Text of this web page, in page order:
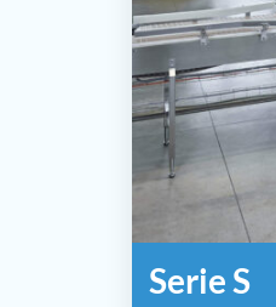
Serie S